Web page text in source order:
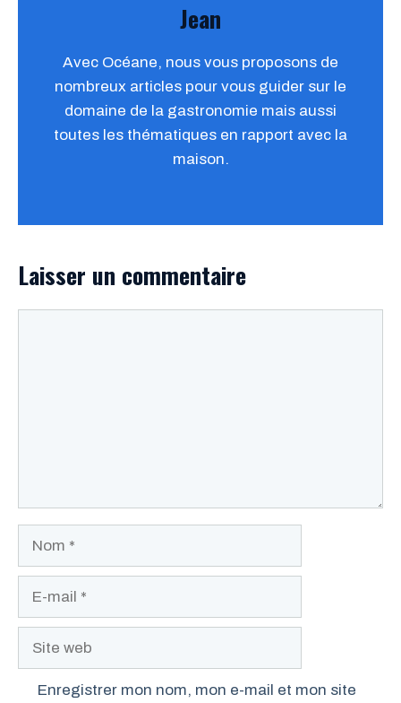
Jean
Avec Océane, nous vous proposons de
nombreux articles pour vous guider sur le
domaine de la gastronomie mais aussi
toutes les thématiques en rapport avec la
maison.
Laisser un commentaire
Site
Enregistrer mon nom, mon e-mail et mon site